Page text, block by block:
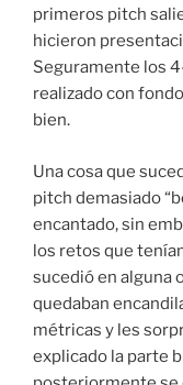
primeros pitch
hicieron
Seguramente los
realizado con
bien.
Una cosa que
pitch demasiado
encantado, sin
los retos que
sucedió en alguna
quedaban
métricas y les
explicado la parte